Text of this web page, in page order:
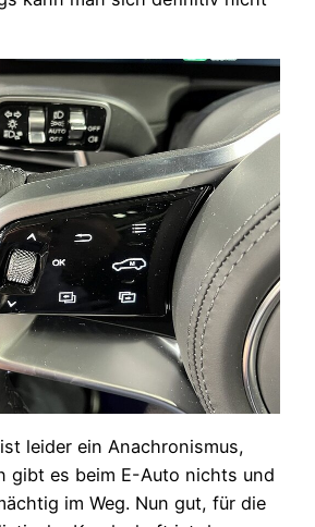
leider ein Anachronismus,
gibt es beim E-Auto nichts und
im Weg. Nun gut, für die